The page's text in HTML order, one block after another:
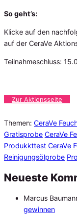
So geht’s:
Klicke auf den
auf der CeraVe
Teilnahmeschluss:
Zur Aktionsseite
Themen: CeraVe
Gratisprobe CeraVe
Produkkttest CeraVe
Reinigungsölprobe
Neueste
Marcus
gewinnen